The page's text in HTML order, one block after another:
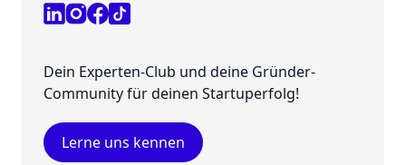
Dein Experten-Club und deine Gründer-
Community für deinen Startuperfolg!
Lerne uns kennen